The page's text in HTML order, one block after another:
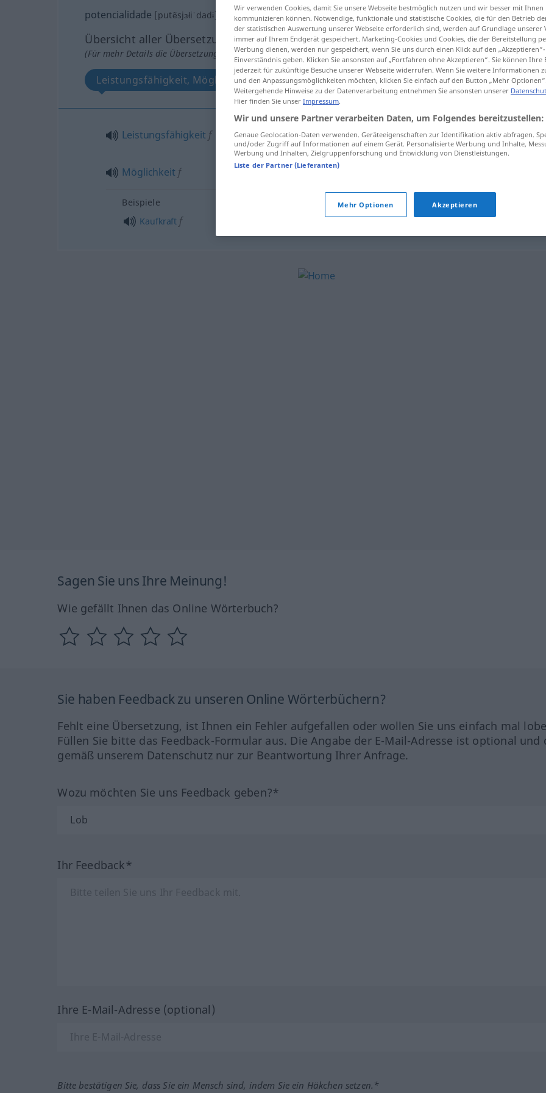
potencialidade [putẽsjɜłiˈdadɨ]
Übersicht aller Übersetzungen
(Für mehr Details die Übersetzung anklicken/antippen)
Leistungsfähigkeit, Möglichkeit
Leistungsfähigkeit f potencialidade
Möglichkeit f
Beispiele
Kaufkraft f potencialidade deconsumo
Sagen Sie uns Ihre Meinung!
Wie gefällt Ihnen das Online Wörterbuch?
Sie haben Feedback zu unseren Online Wörterbüchern?
Fehlt eine Übersetzung, ist Ihnen ein Fehler aufgefallen oder wollen Sie uns einfach mal
Füllen Sie bitte das Feedback-Formular aus. Die Angabe der E-Mail-Adresse ist optional und
gemäß unserem Datenschutz nur zur Beantwortung Ihrer Anfrage.
Wozu möchten Sie uns Feedback geben?*
Ihr Feedback*
Ihre E-Mail-Adresse (optional)
Bitte bestätigen Sie, dass Sie ein Mensch sind, indem Sie ein Häkchen setzen.*
Wir verwenden Cookies, damit Sie unsere Webseite bestmöglich nutzen und wir besser mit Ihnen
kommunizieren können. Notwendige, funktionale und statistische Cookies, die für den Betrieb
der statistischen Auswertung unserer Webseite erforderlich sind, werden auf Grundlage unserer
immer auf Ihrem Endgerät gespeichert. Marketing-Cookies und Cookies, die der Bereitstellung
Werbung dienen, werden nur gespeichert, wenn Sie uns durch einen Klick auf den
Einverständnis geben. Klicken Sie ansonsten auf „Fortfahren ohne Akzeptieren“. Sie können Ihre
jederzeit für zukünftige Besuche unserer Webseite widerrufen. Wenn Sie weitere Informationen
und den Anpassungsmöglichkeiten möchten, klicken Sie einfach auf den Button „Mehr Optionen“.
Weitergehende Hinweise zu der Datenverarbeitung entnehmen Sie ansonsten unserer
Hier finden Sie unser Impressum.
Wir und unsere Partner verarbeiten Daten, um Folgendes bereitzustellen:
Genaue Geolocation-Daten verwenden. Geräteeigenschaften zur Identifikation aktiv abfragen.
und/oder Zugriff auf Informationen auf einem Gerät. Personalisierte Werbung und Inhalte,
Werbung und Inhalten, Zielgruppenforschung und Entwicklung von Dienstleistungen.
Liste der Partner (Lieferanten)
Mehr Optionen Akzeptieren